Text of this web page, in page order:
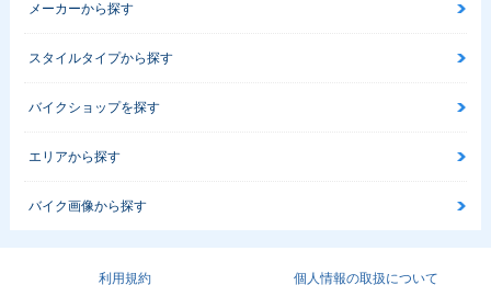
メーカーから探す
スタイルタイプから探す
バイクショップを探す
エリアから探す
バイク画像から探す
利用規約 個人情報の取扱について